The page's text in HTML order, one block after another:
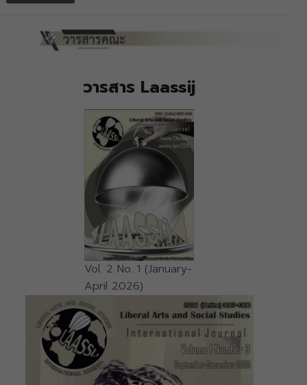
วารสาร Laassij
Vol. 2 No. 1 (January-
April 2026)